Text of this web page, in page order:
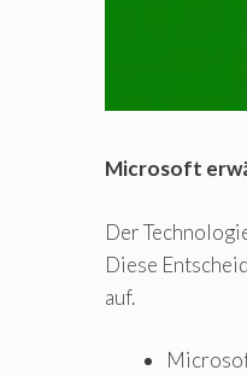
Microsoft
Der
Diese
auf.